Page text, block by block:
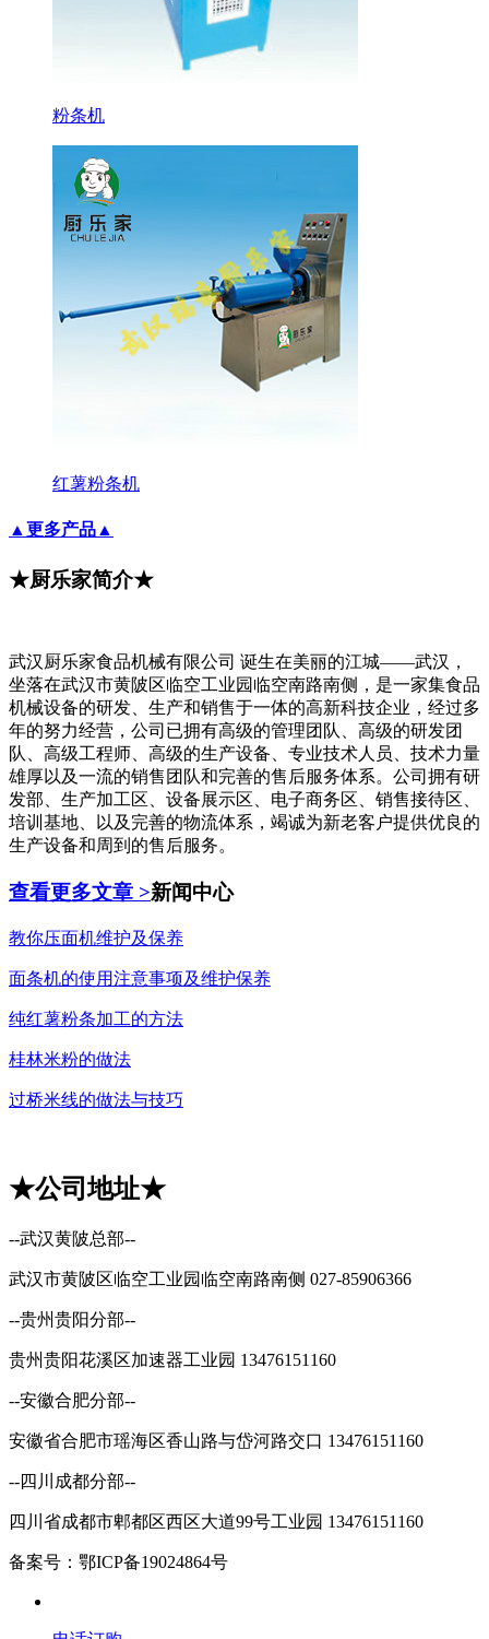
粉条机
红薯粉条机
▲更多产品▲
★厨乐家简介★
武汉厨乐家食品机械有限公司 诞生在美丽的江城——武汉，
坐落在武汉市黄陂区临空工业园临空南路南侧，是一家集食品
机械设备的研发、生产和销售于一体的高新科技企业，经过多
年的努力经营，公司已拥有高级的管理团队、高级的研发团
队、高级工程师、高级的生产设备、专业技术人员、技术力量
雄厚以及一流的销售团队和完善的售后服务体系。公司拥有研
发部、生产加工区、设备展示区、电子商务区、销售接待区、
培训基地、以及完善的物流体系，竭诚为新老客户提供优良的
生产设备和周到的售后服务。
查看更多文章 >新闻中心
教你压面机维护及保养
面条机的使用注意事项及维护保养
纯红薯粉条加工的方法
桂林米粉的做法
过桥米线的做法与技巧
★公司地址★
--武汉黄陂总部--
武汉市黄陂区临空工业园临空南路南侧 027-85906366
--贵州贵阳分部--
贵州贵阳花溪区加速器工业园 13476151160
--安徽合肥分部--
安徽省合肥市瑶海区香山路与岱河路交口 13476151160
--四川成都分部--
四川省成都市郫都区西区大道99号工业园 13476151160
备案号：鄂ICP备19024864号